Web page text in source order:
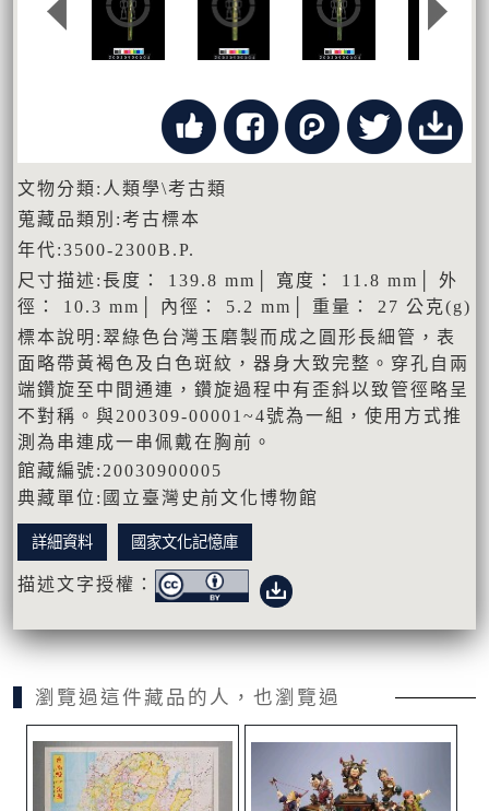
文物分類:人類學\考古類
蒐藏品類別:考古標本
年代:3500-2300B.P.
尺寸描述:長度： 139.8 mm│ 寬度： 11.8 mm│ 外
徑： 10.3 mm│ 內徑： 5.2 mm│ 重量： 27 公克(g)
標本說明:翠綠色台灣玉磨製而成之圓形長細管，表
面略帶黃褐色及白色斑紋，器身大致完整。穿孔自兩
端鑽旋至中間通連，鑽旋過程中有歪斜以致管徑略呈
不對稱。與200309-00001~4號為一組，使用方式推
測為串連成一串佩戴在胸前。
館藏編號:20030900005
典藏單位:國立臺灣史前文化博物館
詳細資料 國家文化記憶庫
描述文字授權：
瀏覽過這件藏品的人，也瀏覽過